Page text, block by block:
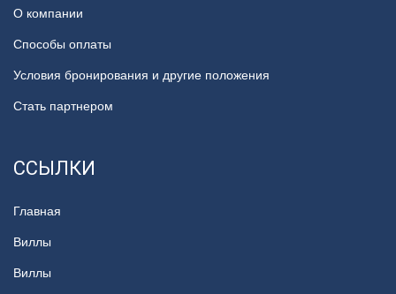
О компании
Способы оплаты
Условия бронирования и другие положения
Стать партнером
ССЫЛКИ
Главная
Виллы
Виллы